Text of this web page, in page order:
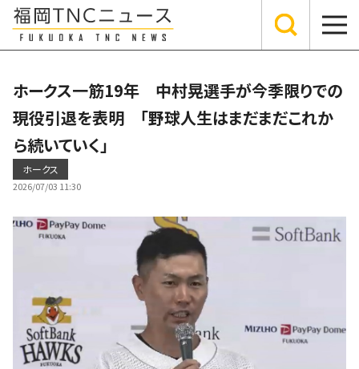
ホークス一筋19年 中村晃選手が今季限りでの
現役引退を表明 「野球人生はまだまだこれか
ら続いていく」
ホークス
2026/07/03 11:30